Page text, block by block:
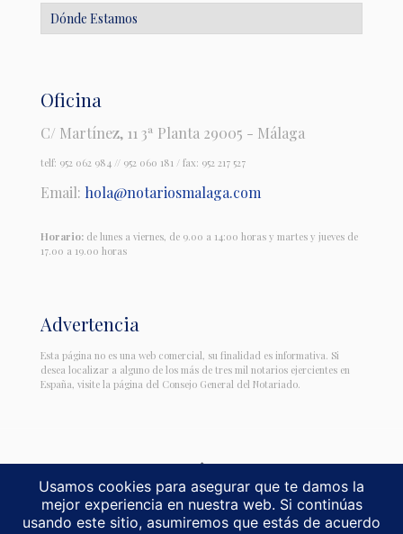
Dónde Estamos
Oficina
C/ Martínez, 11 3ª Planta 29005 - Málaga
telf: 952 062 984 // 952 060 181 / fax: 952 217 527
Email: hola@notariosmalaga.com
Horario: de lunes a viernes, de 9.00 a 14:00 horas y martes y jueves de
17.00 a 19.00 horas
Advertencia
Esta página no es una web comercial, su finalidad es informativa. Si
desea localizar a alguno de los más de tres mil notarios ejercientes en
España, visite la página del Consejo General del Notariado.
Notarios Málaga. Notaría de Leopoldo López-Herrero
Todos los derechos reservados -Políticas de Privacidad -Aviso
Usamos cookies para asegurar que te damos la
mejor experiencia en nuestra web. Si continúas
usando este sitio, asumiremos que estás de acuerdo